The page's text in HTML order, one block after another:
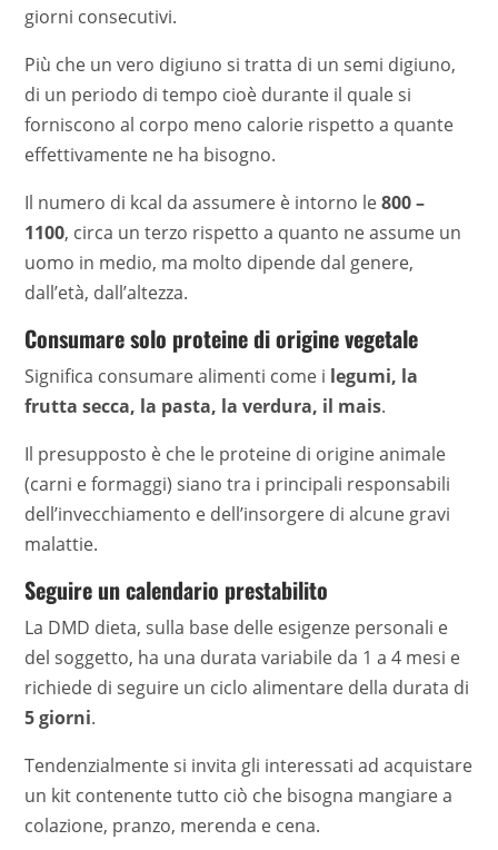
giorni consecutivi.
Più che un vero digiuno si tratta di un semi digiuno,
di un periodo di tempo cioè durante il quale si
forniscono al corpo meno calorie rispetto a quante
effettivamente ne ha bisogno.
Il numero di kcal da assumere è intorno le800 –
1100, circa un terzo rispetto a quanto ne assume un
uomo in medio, ma molto dipende dal genere,
dall’età, dall’altezza.
Consumare solo proteine di origine vegetale
Significa consumare alimenti come i legumi, la
frutta secca, la pasta, la verdura, il mais.
Il presupposto è che le proteine di origine animale
(carni e formaggi) siano tra i principali responsabili
dell’invecchiamento e dell’insorgere di alcune gravi
malattie.
Seguire un calendario prestabilito
La DMD dieta, sulla base delle esigenze personali e
del soggetto, ha una durata variabile da 1 a 4 mesi e
richiede di seguire un ciclo alimentare della durata di
5 giorni.
Tendenzialmente si invita gli interessati ad acquistare
un kit contenente tutto ciò che bisogna mangiare a
colazione, pranzo, merenda e cena.